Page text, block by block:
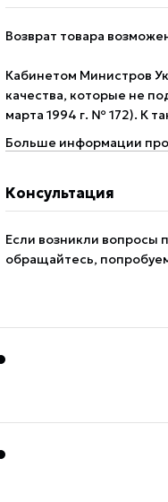
Возврат товара
Кабинетом Министров
качества, которые не
марта 1994 г. № 172). К
Больше информации
Консультация
Если возникли вопросы
обращайтесь,